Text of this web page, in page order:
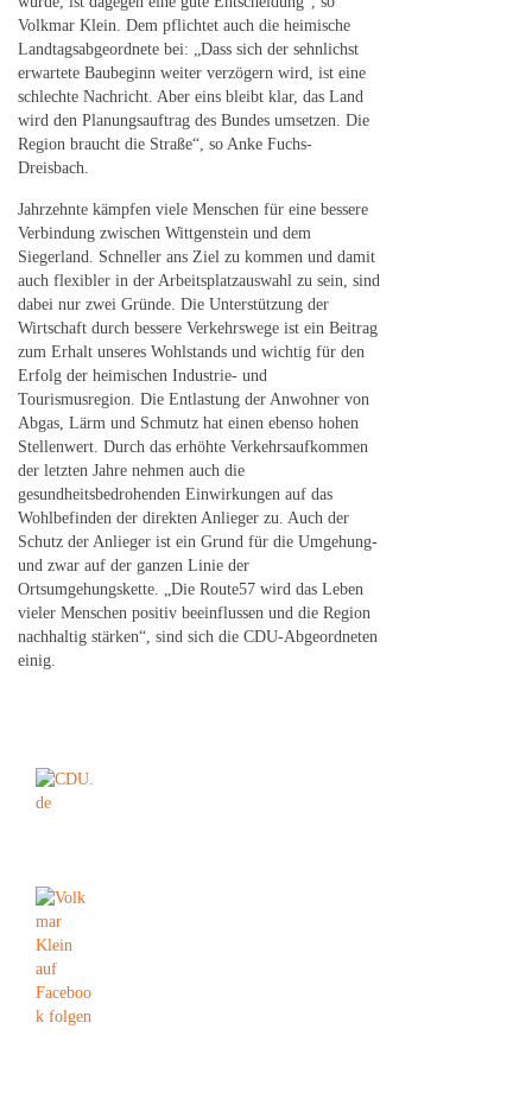
Volkmar Klein. Dem pflichtet auch die heimische
Landtagsabgeordnete bei: „Dass sich der sehnlichst
erwartete Baubeginn weiter verzögern wird, ist eine
schlechte Nachricht. Aber eins bleibt klar, das Land
wird den Planungsauftrag des Bundes umsetzen. Die
Region braucht die Straße“, so Anke Fuchs-
Dreisbach.
Jahrzehnte kämpfen viele Menschen für eine bessere
Verbindung zwischen Wittgenstein und dem
Siegerland. Schneller ans Ziel zu kommen und damit
auch flexibler in der Arbeitsplatzauswahl zu sein, sind
dabei nur zwei Gründe. Die Unterstützung der
Wirtschaft durch bessere Verkehrswege ist ein Beitrag
zum Erhalt unseres Wohlstands und wichtig für den
Erfolg der heimischen Industrie- und
Tourismusregion. Die Entlastung der Anwohner von
Abgas, Lärm und Schmutz hat einen ebenso hohen
Stellenwert. Durch das erhöhte Verkehrsaufkommen
der letzten Jahre nehmen auch die
gesundheitsbedrohenden Einwirkungen auf das
Wohlbefinden der direkten Anlieger zu. Auch der
Schutz der Anlieger ist ein Grund für die Umgehung-
und zwar auf der ganzen Linie der
Ortsumgehungskette. „Die Route57 wird das Leben
vieler Menschen positiv beeinflussen und die Region
nachhaltig stärken“, sind sich die CDU-Abgeordneten
einig.